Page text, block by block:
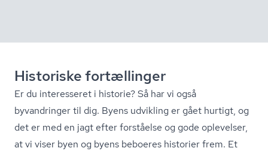
Historiske fortællinger
Er du interesseret i historie? Så har vi også
byvandringer til dig. Byens udvikling er gået hurtigt, og
det er med en jagt efter forståelse og gode oplevelser,
at vi viser byen og byens beboeres historier frem. Et